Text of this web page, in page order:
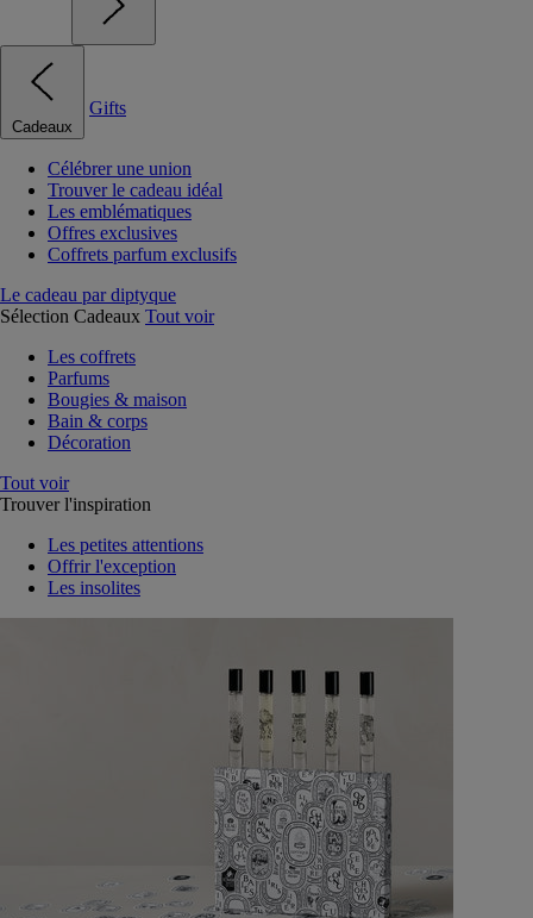
Cadeaux
Gifts
Célébrer une union
Trouver le cadeau idéal
Les emblématiques
Offres exclusives
Coffrets parfum exclusifs
Le cadeau par diptyque
Sélection Cadeaux Tout voir
Les coffrets
Parfums
Bougies & maison
Bain & corps
Décoration
Tout voir
Trouver l'inspiration
Les petites attentions
Offrir l'exception
Les insolites